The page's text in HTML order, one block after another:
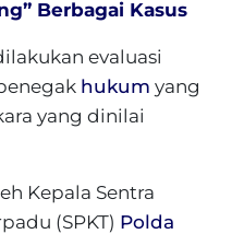
Berbagai Kasus
evaluasi
hukum yang
yang dinilai
Kepala Sentra
(SPKT) Polda